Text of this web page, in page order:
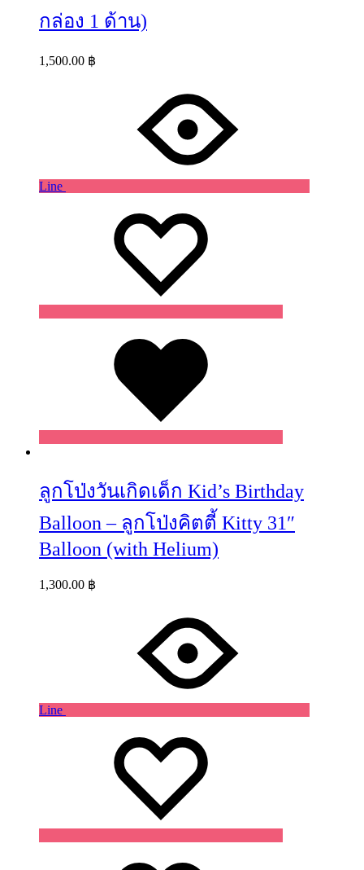
กล่อง 1 ด้าน)
1,500.00 ฿
Line
ลูกโป่งวันเกิดเด็ก Kid’s Birthday
Balloon – ลูกโป่งคิตตี้ Kitty 31″
Balloon (with Helium)
1,300.00 ฿
Line